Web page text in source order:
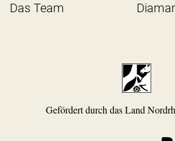
Das Team
Gefördert durch das Land